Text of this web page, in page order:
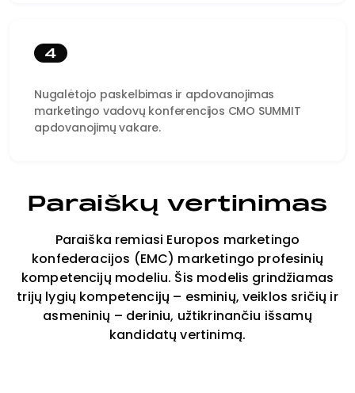
4
Nugalėtojo paskelbimas ir apdovanojimas
marketingo vadovų konferencijos CMO SUMMIT
apdovanojimų vakare.
Paraiškų vertinimas
Paraiška remiasi Europos marketingo
konfederacijos (EMC) marketingo profesinių
kompetencijų modeliu. Šis modelis grindžiamas
trijų lygių kompetencijų – esminių, veiklos sričių ir
asmeninių – deriniu, užtikrinančiu išsamų
kandidatų vertinimą.